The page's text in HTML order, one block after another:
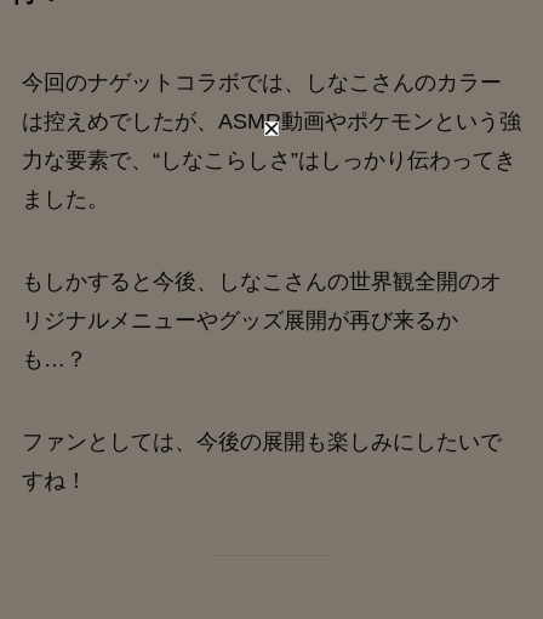
今回のナゲットコラボでは、しなこさんのカラー
は控えめでしたが、ASMR動画やポケモンという強
力な要素で、“しなこらしさ”はしっかり伝わってき
ました。
もしかすると今後、しなこさんの世界観全開のオ
リジナルメニューやグッズ展開が再び来るか
も…？
ファンとしては、今後の展開も楽しみにしたいで
すね！